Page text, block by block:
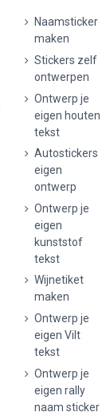
Naamsticker
maken
Stickers zelf
ontwerpen
Ontwerp je
eigen houten
tekst
Autostickers
eigen
ontwerp
Ontwerp je
eigen
kunststof
tekst
Wijnetiket
maken
Ontwerp je
eigen Vilt
tekst
Ontwerp je
eigen rally
naam sticker